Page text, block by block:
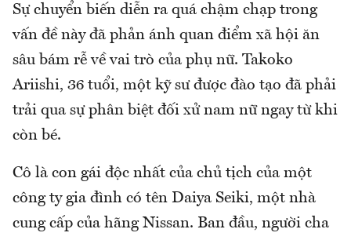
Sự chuyển biến diễn ra quá chậm chạp trong
vấn đề này đã phản ánh quan điểm xã hội ăn
sâu bám rễ về vai trò của phụ nữ. Takoko
Ariishi, 36 tuổi, một kỹ sư được đào tạo đã phải
trải qua sự phân biệt đối xử nam nữ ngay từ khi
còn bé.
Cô là con gái độc nhất của chủ tịch của một
công ty gia đình có tên Daiya Seiki, một nhà
cung cấp của hãng Nissan. Ban đầu, người cha